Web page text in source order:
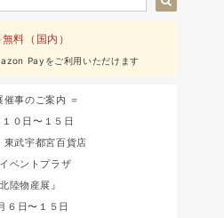
料（国内）
Payをご利用いただけます
催事のご案内 ＝
０日〜１５日
東武宇都宮百貨店
ベントプラザ
北陸物産展』
６日〜１５日